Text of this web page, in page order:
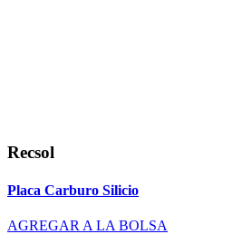
Recsol
Placa Carburo Silicio
AGREGAR A LA BOLSA